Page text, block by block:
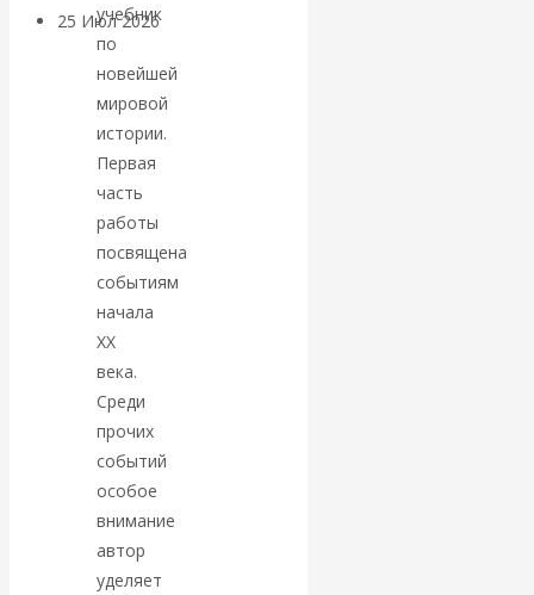
25 Июл 2026Комментарии,
интервью и беседы
«Об этом
молчат»:
экономист
Валентин
Катасонов
считает, что
кризис в
банковской
сфере России
учебник
по
новейшей
мировой
истории.
Первая
часть
работы
посвящена
событиям
начала
XX
века.
Среди
прочих
событий
особое
внимание
автор
уделяет